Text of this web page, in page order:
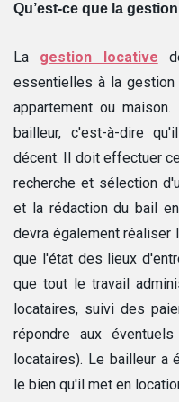
Qu’est-ce que la
La gestion locative
essentielles à la gestion
appartement ou
bailleur, c'est-à-dire
décent. Il doit effectuer
recherche et sélection
et la rédaction du bail
devra également
que l'état des lieux
que tout le travail
locataires, suivi des
répondre aux
locataires). Le bailleur a
le bien qu'il met en